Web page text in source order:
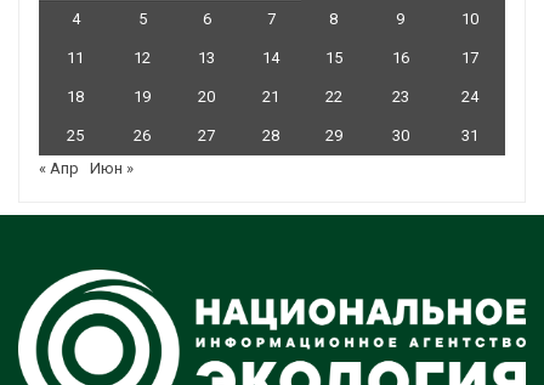
4 5 6 7 8 9 10
11 12 13 14 15 16 17
18 19 20 21 22 23 24
25 26 27 28 29 30
31
« Апр
Июн »